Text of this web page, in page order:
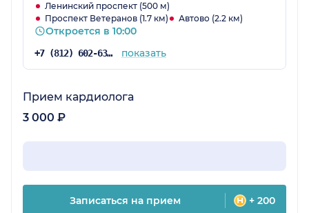
Ленинский проспект (500 м)
Проспект Ветеранов (1.7 км)
Автово (2.2 км)
Откроется в 10:00
+7 (812) 602-63-59 показать
Прием кардиолога
3 000 ₽
Записаться на прием + 200